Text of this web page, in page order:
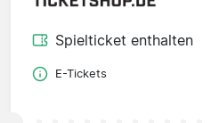
Spielticket enthalten
E-Tickets